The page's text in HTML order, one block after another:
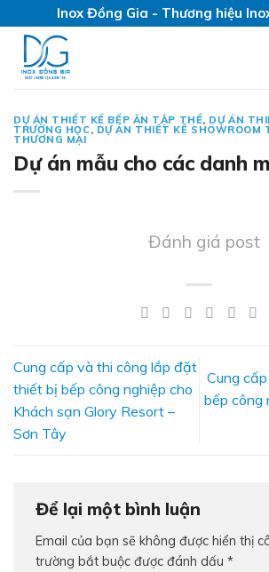
to
content
Inox Đồng Gia - Thương hiệu
DỰ ÁN THIẾT KẾ BẾP ĂN TẬP THỂ, DỰ ÁN
TRƯỜNG HỌC, DỰ ÁN THIẾT KẾ SHOWROOM
THƯƠNG MẠI
Dự án mẫu cho các danh
Đánh giá post
Cung cấp và thi công lắp đặt
thiết bị bếp công nghiệp cho
Khách sạn Glory Resort –
Sơn Tây
Cung
bếp công
Để lại một bình luận
Email của bạn sẽ không được hiển thị
trường bắt buộc được đánh dấu *